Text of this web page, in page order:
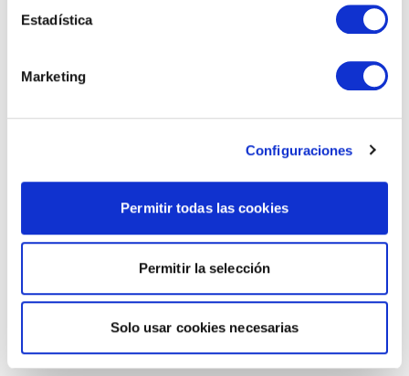
Estadística
Marketing
Configuraciones
Permitir todas las cookies
Permitir la selección
Solo usar cookies necesarias